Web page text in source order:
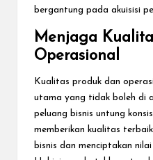
bergantung pada akuisisi
Menjaga
Operasional
Kualitas produk dan
utama yang tidak boleh di
peluang bisnis untung
memberikan kualitas
bisnis dan menciptakan